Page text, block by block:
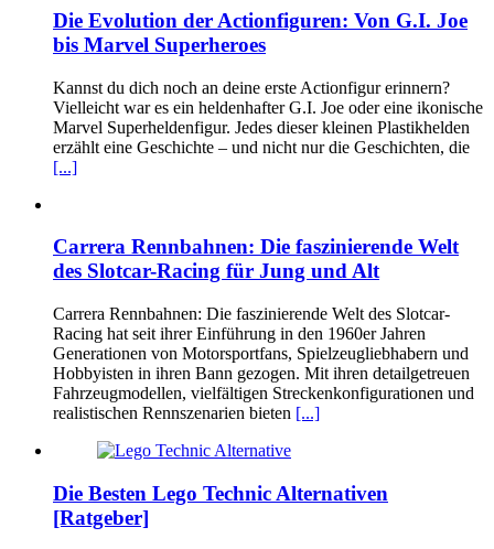
Die Evolution der Actionfiguren: Von G.I. Joe
bis Marvel Superheroes
Kannst du dich noch an deine erste Actionfigur erinnern?
Vielleicht war es ein heldenhafter G.I. Joe oder eine ikonische
Marvel Superheldenfigur. Jedes dieser kleinen Plastikhelden
erzählt eine Geschichte – und nicht nur die Geschichten, die
[...]
Carrera Rennbahnen: Die faszinierende Welt
des Slotcar-Racing für Jung und Alt
Carrera Rennbahnen: Die faszinierende Welt des Slotcar-
Racing hat seit ihrer Einführung in den 1960er Jahren
Generationen von Motorsportfans, Spielzeugliebhabern und
Hobbyisten in ihren Bann gezogen. Mit ihren detailgetreuen
Fahrzeugmodellen, vielfältigen Streckenkonfigurationen und
realistischen Rennszenarien bieten [...]
Die Besten Lego Technic Alternativen
[Ratgeber]